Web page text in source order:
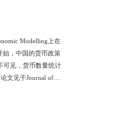
Modelling上在
始，中国的货币政策
可见，货币数量统计
文见于Journal of